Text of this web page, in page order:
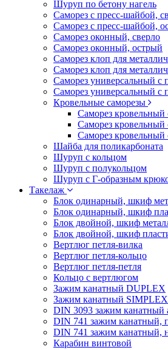
Шуруп по бетону нагель
Саморез с пресс-шайбой,
Саморез с пресс-шайбой,
Саморез оконный, сверло
Саморез оконный, острый
Саморез клоп для
Саморез клоп для
Саморез универсальный с
Саморез универсальный с
Кровельные саморезы
Саморез
Саморез
Саморез
Шайба для поликарбоната
Шуруп с кольцом
Шуруп с полукольцом
Шуруп с Г-образным
Такелаж
Блок одинарный, шкиф
Блок одинарный, шкиф
Блок двойной, шкиф
Блок двойной, шкиф
Вертлюг петля-вилка
Вертлюг петля-кольцо
Вертлюг петля-петля
Кольцо с вертлюгом
Зажим канатный DUPLEX
Зажим канатный SIMPLEX
DIN 3093 зажим
DIN 741 зажим канатный,
DIN 741 зажим канатный,
Карабин винтовой